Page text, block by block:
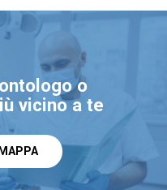
o
vicino a te